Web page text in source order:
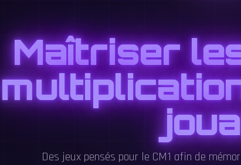
Maîtriser
Des jeux pensés pour le CM1 afin de